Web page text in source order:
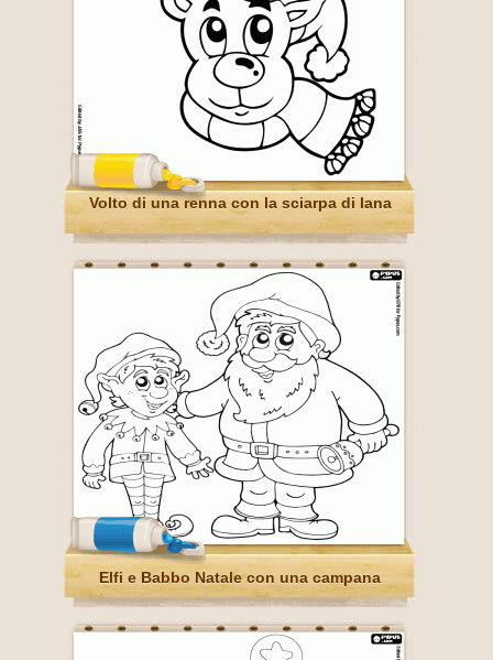
Volto di una renna con la sciarpa di lana
Elfi e Babbo Natale con una campana